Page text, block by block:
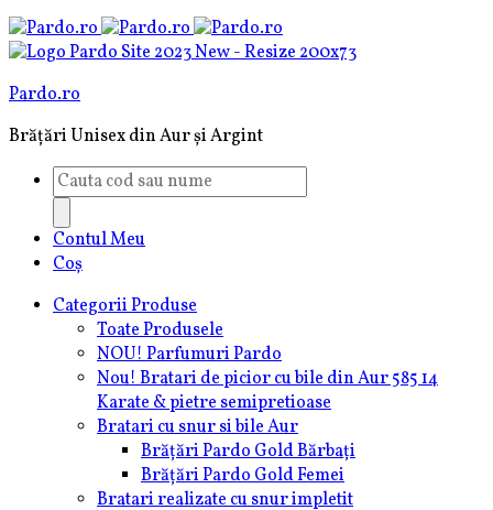
Pardo.ro
Brățări Unisex din Aur și Argint
Products
search
Contul Meu
Coș
Categorii Produse
Toate Produsele
NOU! Parfumuri Pardo
Nou! Bratari de picior cu bile din Aur 585 14
Karate & pietre semipretioase
Bratari cu snur si bile Aur
Brățări Pardo Gold Bărbați
Brățări Pardo Gold Femei
Bratari realizate cu snur impletit